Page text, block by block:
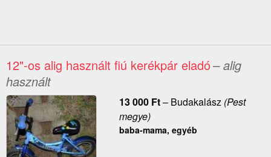
12"-os alig használt fiú kerékpár eladó– alig
használt
13 000 Ft– Budakalász(Pest
megye)
baba-mama, egyéb